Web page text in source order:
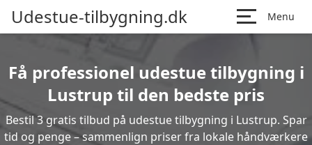
Udestue-tilbygning.dk Menu
Få professionel udestue tilbygning i
Lustrup til den bedste pris
Bestil 3 gratis tilbud på udestue tilbygning i Lustrup. Spar
tid og penge – sammenlign priser fra lokale håndværkere